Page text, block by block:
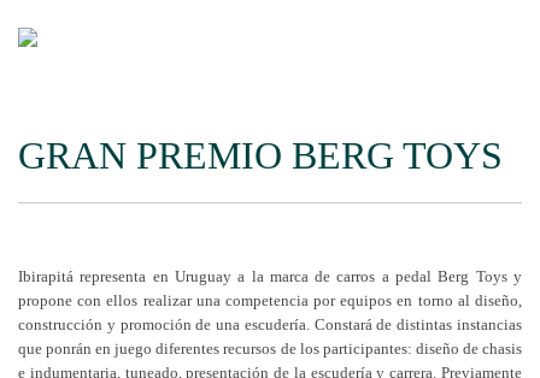
GRAN PREMIO BERG TOYS
Ibirapitá representa en Uruguay a la marca de carros a pedal Berg Toys y
propone con ellos realizar una competencia por equipos en torno al diseño,
construcción y promoción de una escudería. Constará de distintas instancias
que ponrán en juego diferentes recursos de los participantes: diseño de chasis
e indumentaria, tuneado, presentación de la escudería y carrera. Previamente